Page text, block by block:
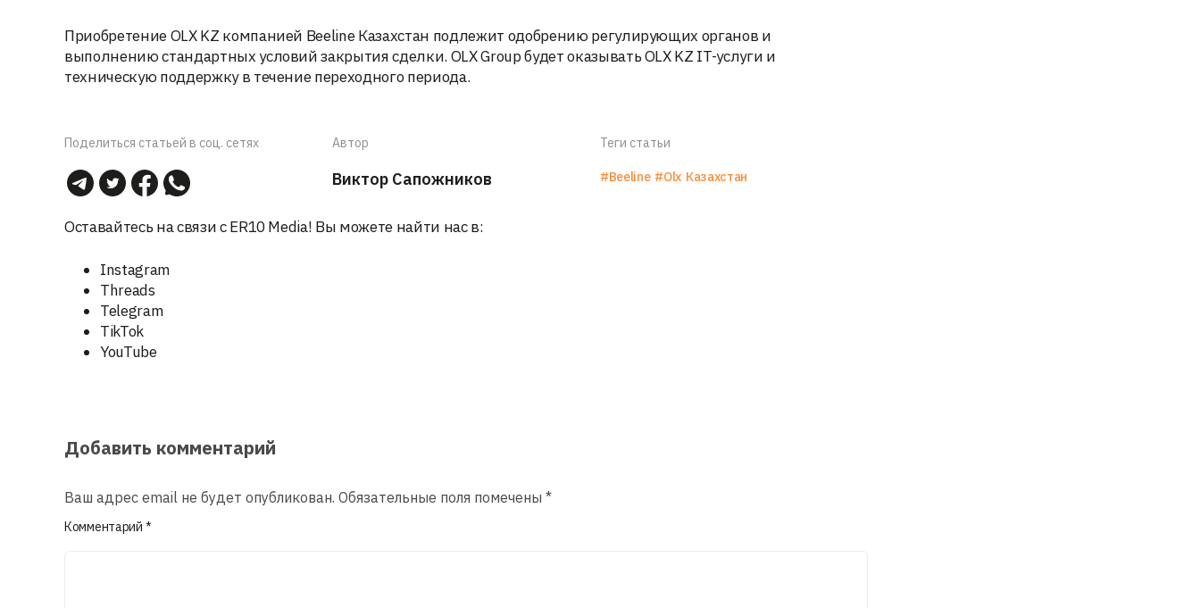
Приобретение OLX KZ компанией Beeline Казахстан подлежит одобрению регулирующих органов и
выполнению стандартных условий закрытия сделки. OLX Group будет оказывать OLX KZ IT-услуги и
техническую поддержку в течение переходного периода.
Поделиться статьей в соц. сетях Автор
Виктор Сапожников
Теги статьи
#Beeline #Olx Казахстан
Оставайтесь на связи с ER10 Media! Вы можете найти нас в:
Instagram
Threads
Telegram
TikTok
YouTube
Добавить комментарий
Ваш адрес email не будет опубликован. Обязательные поля помечены *
Комментарий *